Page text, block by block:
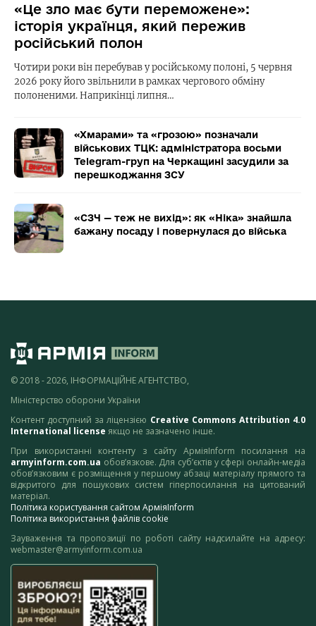
«Це зло має бути переможене»:
історія українця, який пережив
російський полон
Чотири роки він перебував у російському полоні, 5 червня
2026 року його звільнили в рамках чергового обміну
полоненими. Наприкінці липня…
«Хмарами» та «грозою» позначали
військових ТЦК: адміністратора восьми
Telegram-груп на Черкащині засудили за
перешкоджання ЗСУ
«СЗЧ — теж не вихід»: як «Ніка» знайшла
бажану посаду і повернулася до війська
© 2018 - 2026, ІНФОРМАЦІЙНЕ АГЕНТСТВО,
Міністерство оборони України
Контент доступний за ліцензією Creative Commons Attribution 4.0
International license якщо не зазначено інше.
При використанні контенту з сайту АрміяInform посилання на
armyinform.com.ua обов’язкове. Для суб’єктів у сфері онлайн-медіа
обов’язковим є розміщення у першому абзаці матеріалу прямого та
відкритого для пошукових систем гіперпосилання на цитований
матеріал.
Політика користування сайтом АрміяInform
Політика використання файлів cookie
Зауваження та пропозиції по роботі сайту надсилайте на адресу:
webmaster@armyinform.com.ua